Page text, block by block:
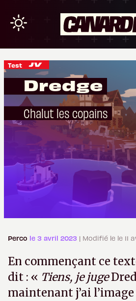
Test
Dredge
Chalut les copains
Perco le 3 avril 2023 | Modifié le le 11
En commençant ce
dit : « Tiens, je juge
maintenant j’ai